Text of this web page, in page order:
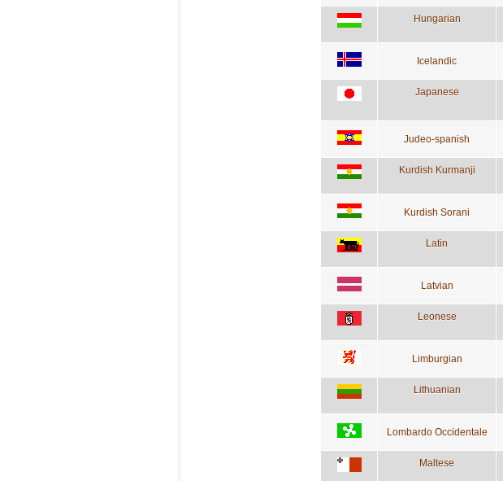
Hungarian
Icelandic
Japanese
Judeo-spanish
Kurdish Kurmanji
Kurdish Sorani
Latin
Latvian
Leonese
Limburgian
Lithuanian
Lombardo Occidentale
Maltese